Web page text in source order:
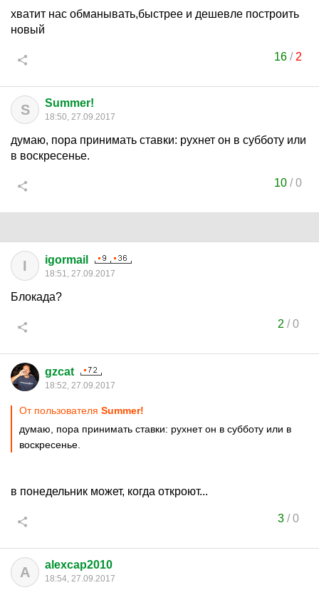
хватит нас обманывать,быстрее и дешевле построить
новый
16 / 2
S Summer!
18:50, 27.09.2017
думаю, пора принимать ставки: рухнет он в субботу или
в воскресенье.
10 /0
I igormail
18:51, 27.09.2017
Блокада?
2 /0
gzcat
18:52, 27.09.2017
От пользователя Summer!
думаю, пора принимать ставки: рухнет он в субботу или в
воскресенье.
в понедельник может, когда откроют...
3/0
A alexcap2010
18:54, 27.09.2017